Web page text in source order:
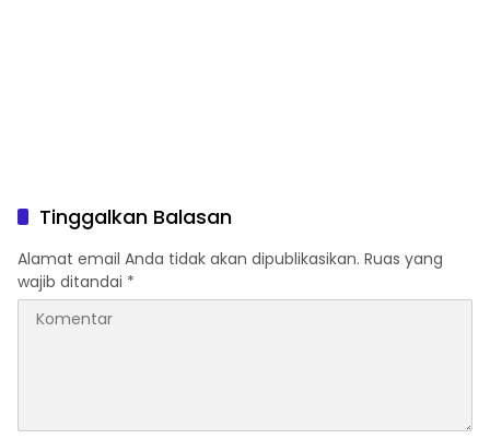
Tinggalkan Balasan
Alamat email Anda tidak akan dipublikasikan. Ruas yang
wajib ditandai *